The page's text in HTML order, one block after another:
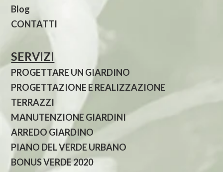
Blog
CONTATTI
SERVIZI
PROGETTARE UN GIARDINO
PROGETTAZIONE E REALIZZAZIONE
TERRAZZI
MANUTENZIONE GIARDINI
ARREDO GIARDINO
PIANO DEL VERDE URBANO
BONUS VERDE 2020